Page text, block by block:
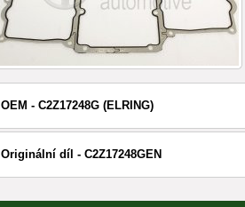
OEM - C2Z17248G (ELRING)
Originální díl - C2Z17248GEN